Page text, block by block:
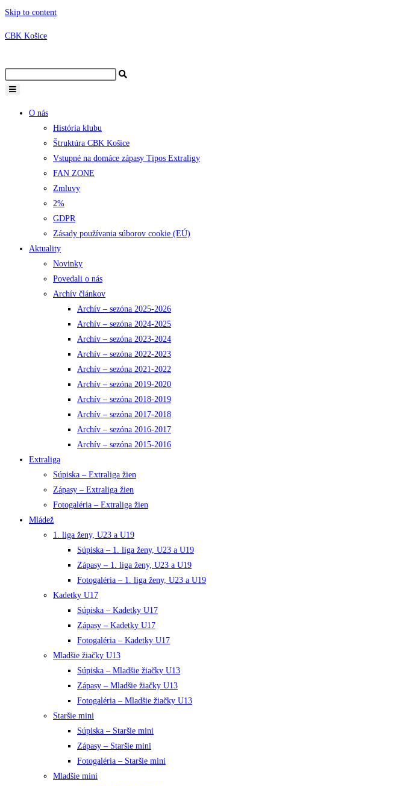
Skip to content
CBK Košice
O nás
História klubu
Štruktúra CBK Košice
Vstupné na domáce zápasy Tipos Extraligy
FAN ZONE
Zmluvy
2%
GDPR
Zásady používania súborov cookie (EÚ)
Aktuality
Novinky
Povedali o nás
Archív článkov
Archív – sezóna 2025-2026
Archív – sezóna 2024-2025
Archív – sezóna 2023-2024
Archív – sezóna 2022-2023
Archív – sezóna 2021-2022
Archív – sezóna 2019-2020
Archív – sezóna 2018-2019
Archív – sezóna 2017-2018
Archív – sezóna 2016-2017
Archív – sezóna 2015-2016
Extraliga
Súpiska – Extraliga žien
Zápasy – Extraliga žien
Fotogaléria – Extraliga žien
Mládež
1. liga ženy, U23 a U19
Súpiska – 1. liga ženy, U23 a U19
Zápasy – 1. liga ženy, U23 a U19
Fotogaléria – 1. liga ženy, U23 a U19
Kadetky U17
Súpiska – Kadetky U17
Zápasy – Kadetky U17
Fotogaléria – Kadetky U17
Mladšie žiačky U13
Súpiska – Mladšie žiačky U13
Zápasy – Mladšie žiačky U13
Fotogaléria – Mladšie žiačky U13
Staršie mini
Súpiska – Staršie mini
Zápasy – Staršie mini
Fotogaléria – Staršie mini
Mladšie mini